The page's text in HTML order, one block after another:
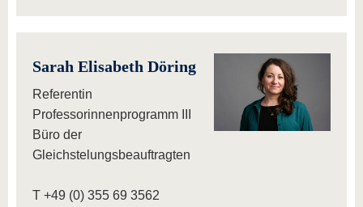
Sarah Elisabeth Döring
Referentin
Professorinnenprogramm III
Büro der
Gleichstelungsbeauftragten
T +49 (0) 355 69 3562